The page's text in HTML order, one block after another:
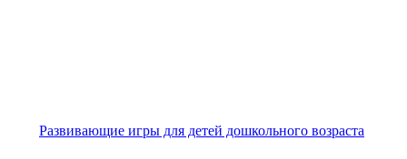
Развивающие игры для детей дошкольного возраста